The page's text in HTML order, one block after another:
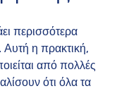
περισσότερα
Αυτή η πρακτική,
από πολλές
ότι όλα τα